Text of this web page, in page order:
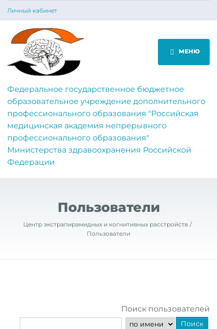
Личный кабинет
МЕНЮ
Федеральное государственное бюджетное
образовательное учреждение дополнительного
профессионального образования "Российская
медицинская академия непрерывного
профессионального образования"
Министерства здравоохранения Российской
Федерации
Пользователи
Центр экстрапирамидных и когнитивных расстройств
Пользователи
Поиск пользователей
Поиск